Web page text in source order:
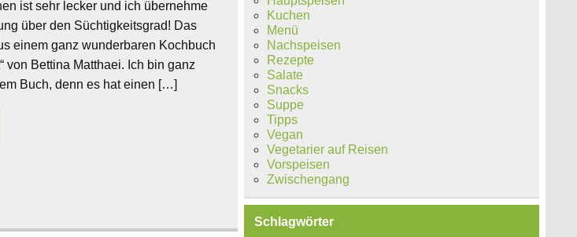
ist sehr lecker und ich übernehme
über den Süchtigkeitsgrad! Das
einem ganz wunderbaren Kochbuch
von Bettina Matthaei. Ich bin ganz
Buch, denn es hat einen […]
Kuchen
Menü
Nachspeisen
Rezepte
Salate
Snacks
Suppe
Tipps
Vegan
Vegetarier auf Reisen
Vorspeisen
Zwischengang
Schlagwörter